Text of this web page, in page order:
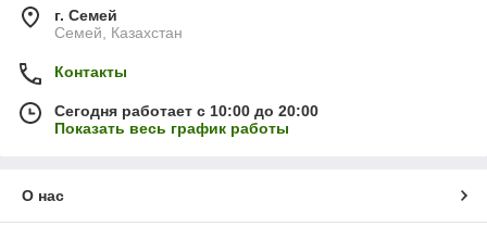
г. Семей
Семей, Казахстан
Контакты
Сегодня работает с 10:00 до 20:00
Показать весь график работы
О нас